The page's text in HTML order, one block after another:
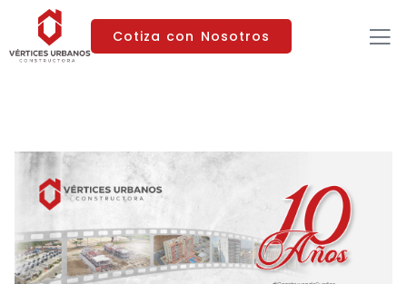
Cotiza con Nosotros